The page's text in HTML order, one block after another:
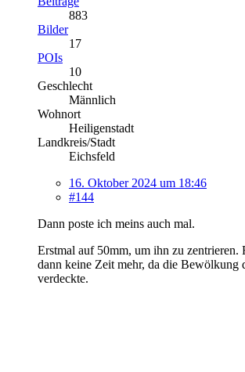
883
Bilder
17
POIs
10
Geschlecht
Männlich
Wohnort
Heiligenstadt
Landkreis/Stadt
Eichsfeld
16. Oktober 2024 um 18:46
#144
Dann poste ich meins auch mal.
Erstmal auf 50mm, um ihn zu zentrieren.
dann keine Zeit mehr, da die Bewölkung
verdeckte.